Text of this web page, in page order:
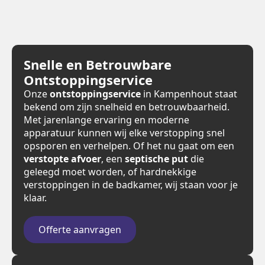
Snelle en Betrouwbare
Ontstoppingservice
Onzeontstoppingservice in Kampenhout staat
bekend om zijn snelheid en betrouwbaarheid.
Met jarenlange ervaring en moderne
apparatuur kunnen wij elke verstopping snel
opsporen en verhelpen. Of het nu gaat om een
verstopte afvoer, een septische put die
geleegd moet worden, of hardnekkige
verstoppingen in de badkamer, wij staan voor je
klaar.
Offerte aanvragen